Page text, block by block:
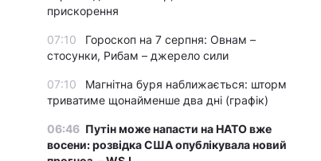
прискорення
07:10
Гороскоп на 7 серпня: Овнам –
стосунки, Рибам – джерело сили
07:10
Магнітна буря наближається: шторм
триватиме щонайменше два дні (графік)
06:46 Путін може напасти на НАТО вже
восени: розвідка США опублікувала новий